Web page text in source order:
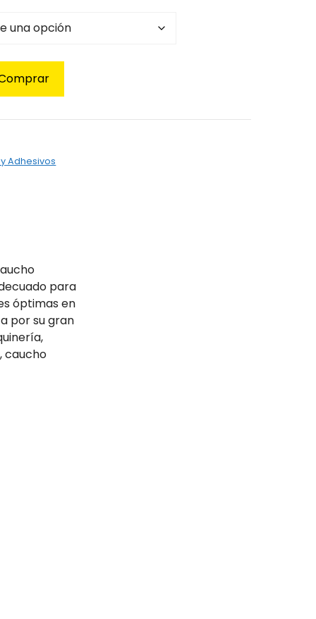
Adhesivos
para
óptimas en
por su gran
caucho